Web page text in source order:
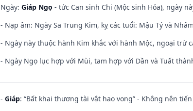
Ngày: Giáp Ngọ - tức Can sinh Chi (Mộc sinh Hỏa), ngày
- Nạp âm: Ngày Sa Trung Kim, kỵ các tuổi: Mậu Tý và
- Ngày này thuộc hành Kim khắc với hành Mộc, ngoại trừ
- Ngày Ngọ lục hợp với Mùi, tam hợp với Dần và Tuất
- Giáp: “Bất khai thương tài vật hao vong” - Không nên